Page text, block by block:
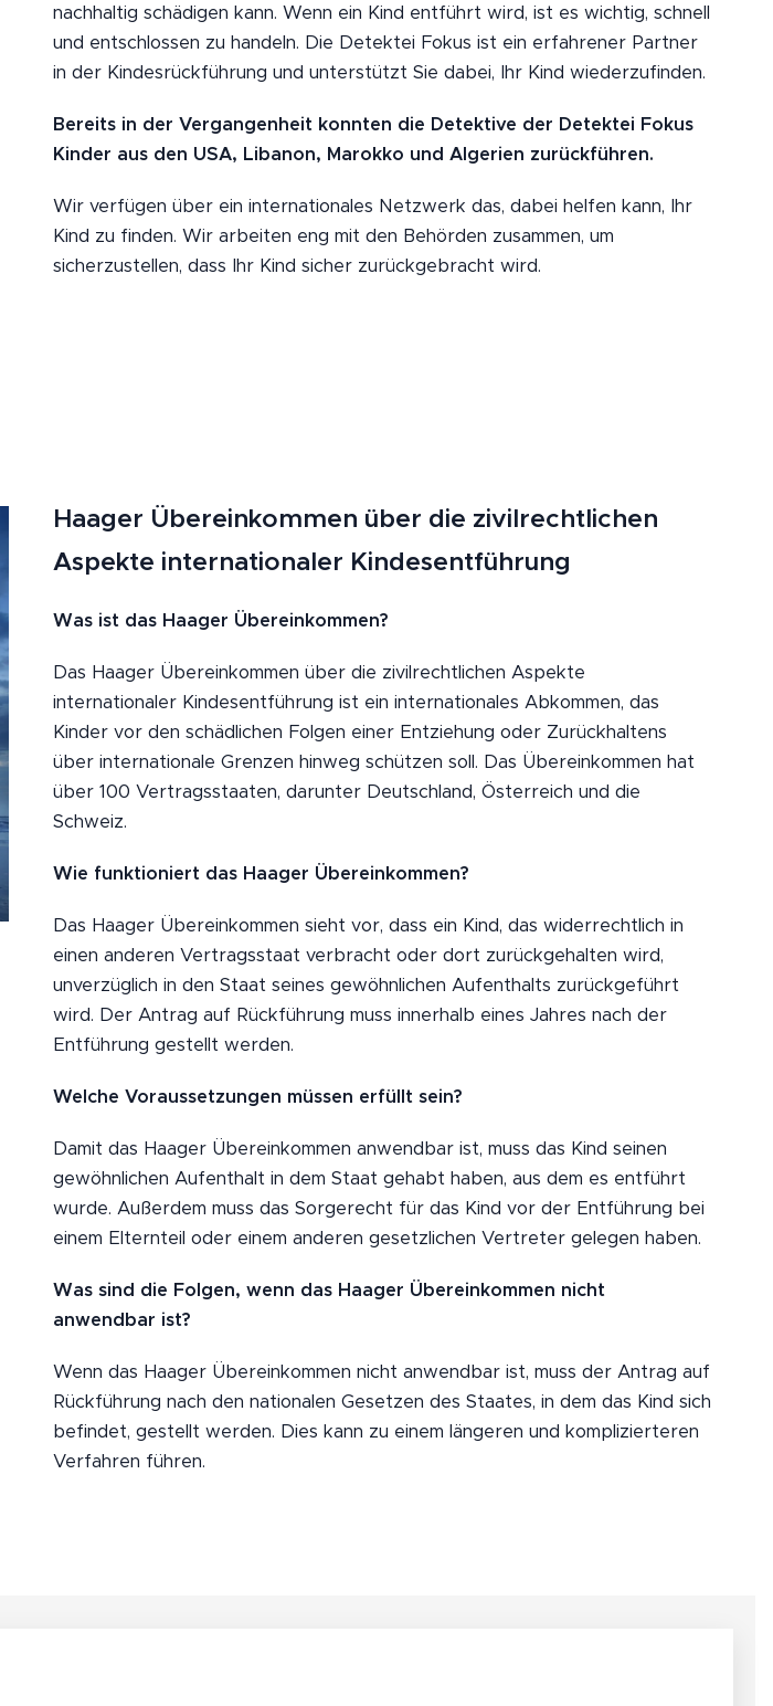
nachhaltig schädigen kann. Wenn ein Kind entführt wird, ist es wichtig, schnell
und entschlossen zu handeln. Die Detektei Fokus ist ein erfahrener Partner
in der Kindesrückführung und unterstützt Sie dabei, Ihr Kind wiederzufinden.
Bereits in der Vergangenheit konnten die Detektive der Detektei Fokus
Kinder aus den USA, Libanon, Marokko und Algerien zurückführen.
Wir verfügen über ein internationales Netzwerk das, dabei helfen kann, Ihr
Kind zu finden. Wir arbeiten eng mit den Behörden zusammen, um
sicherzustellen, dass Ihr Kind sicher zurückgebracht wird.
Haager Übereinkommen über die zivilrechtlichen
Aspekte internationaler Kindesentführung
Was ist das Haager Übereinkommen?
Das Haager Übereinkommen über die zivilrechtlichen Aspekte
internationaler Kindesentführung ist ein internationales Abkommen, das
Kinder vor den schädlichen Folgen einer Entziehung oder Zurückhaltens
über internationale Grenzen hinweg schützen soll. Das Übereinkommen hat
über 100 Vertragsstaaten, darunter Deutschland, Österreich und die
Schweiz.
Wie funktioniert das Haager Übereinkommen?
Das Haager Übereinkommen sieht vor, dass ein Kind, das widerrechtlich in
einen anderen Vertragsstaat verbracht oder dort zurückgehalten wird,
unverzüglich in den Staat seines gewöhnlichen Aufenthalts zurückgeführt
wird. Der Antrag auf Rückführung muss innerhalb eines Jahres nach der
Entführung gestellt werden.
Welche Voraussetzungen müssen erfüllt sein?
Damit das Haager Übereinkommen anwendbar ist, muss das Kind seinen
gewöhnlichen Aufenthalt in dem Staat gehabt haben, aus dem es entführt
wurde. Außerdem muss das Sorgerecht für das Kind vor der Entführung bei
einem Elternteil oder einem anderen gesetzlichen Vertreter gelegen haben.
Was sind die Folgen, wenn das Haager Übereinkommen nicht
anwendbar ist?
Wenn das Haager Übereinkommen nicht anwendbar ist, muss der Antrag auf
Rückführung nach den nationalen Gesetzen des Staates, in dem das Kind sich
befindet, gestellt werden. Dies kann zu einem längeren und komplizierteren
Verfahren führen.